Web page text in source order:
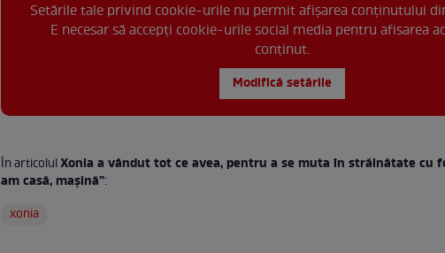
Setările tale privind cookie-urile nu permit afișarea conținutului
E necesar să accepți cookie-urile social media pentru afisarea
conținut.
Modifică setările
În articolulXonia a vândut tot ce avea, pentru a se muta în străinătate cu
am casă, mașină”:
xonia